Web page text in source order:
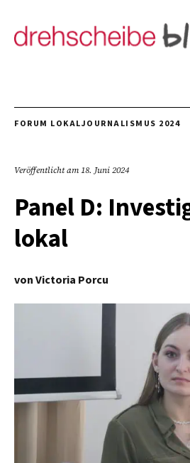
FORUM LOKALJOURNALISMUS 2024
Veröffentlicht am18. Juni 2024
Panel D:
lokal
vonVictoria Porcu